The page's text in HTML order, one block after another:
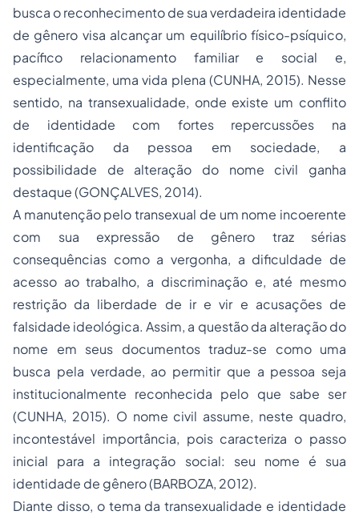
busca o reconhecimento de sua verdadeira identidade
de gênero visa alcançar um equilíbrio físico-psíquico,
pacífico relacionamento familiar e social e,
especialmente, uma vida plena (CUNHA, 2015). Nesse
sentido, na transexualidade, onde existe um conflito
de identidade com fortes repercussões na
identificação da pessoa em sociedade, a
possibilidade de alteração do nome civil ganha
destaque (GONÇALVES, 2014).
A manutenção pelo transexual de um nome incoerente
com sua expressão de gênero traz sérias
consequências como a vergonha, a dificuldade de
acesso ao trabalho, a discriminação e, até mesmo
restrição da liberdade de ir e vir e acusações de
falsidade ideológica. Assim, a questão da alteração do
nome em seus documentos traduz-se como uma
busca pela verdade, ao permitir que a pessoa seja
institucionalmente reconhecida pelo que sabe ser
(CUNHA, 2015). O nome civil assume, neste quadro,
incontestável importância, pois caracteriza o passo
inicial para a integração social: seu nome é sua
identidade de gênero (BARBOZA, 2012).
Diante disso, o tema da transexualidade e identidade